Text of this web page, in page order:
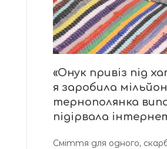
«Онук привіз під
я заробила
тернополянка
підірвала
Сміття для одного,